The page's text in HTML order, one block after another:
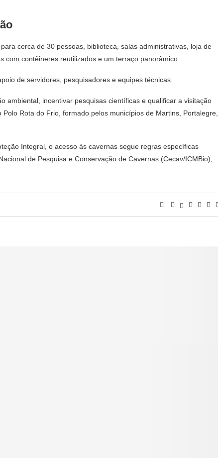
cerca de 30 pessoas, biblioteca, salas administrativas, loja de
com contêineres reutilizados e um terraço panorâmico.
de servidores, pesquisadores e equipes técnicas.
ambiental, incentivar pesquisas científicas e qualificar a visitação
Rota do Frio, formado pelos municípios de Martins, Portalegre,
Integral, o acesso às cavernas segue regras específicas
de Pesquisa e Conservação de Cavernas (Cecav/ICMBio),